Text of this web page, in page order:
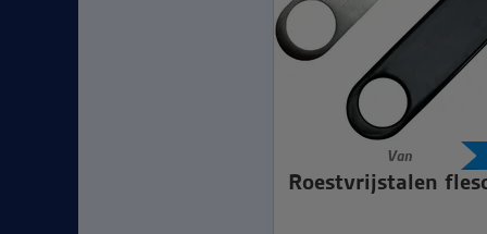
Van
Roestvrijstalen